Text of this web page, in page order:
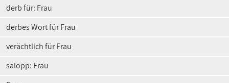
derb für: Frau
derbes Wort für Frau
verächtlich für Frau
salopp: Frau